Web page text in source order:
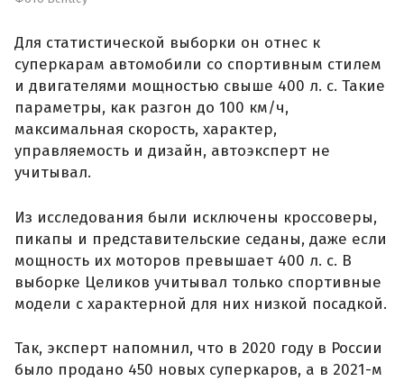
Для статистической выборки он отнес к
суперкарам автомобили со спортивным стилем
и двигателями мощностью свыше 400 л. с. Такие
параметры, как разгон до 100 км/ч,
максимальная скорость, характер,
управляемость и дизайн, автоэксперт не
учитывал.
Из исследования были исключены кроссоверы,
пикапы и представительские седаны, даже если
мощность их моторов превышает 400 л. с. В
выборке Целиков учитывал только спортивные
модели с характерной для них низкой посадкой.
Так, эксперт напомнил, что в 2020 году в России
было продано 450 новых суперкаров, а в 2021-м